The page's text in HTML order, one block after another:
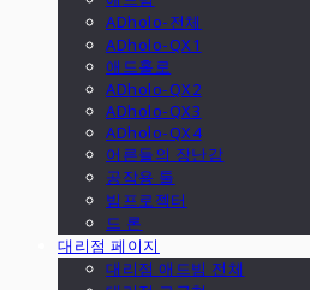
ADholo-전체
ADholo-QX1
애드홀로
ADholo-QX2
ADholo-QX3
ADholo-QX4
어른들의 장난감
공작용 툴
빔프로젝터
드 론
대리점 페이지
대리점 애드빔 전체